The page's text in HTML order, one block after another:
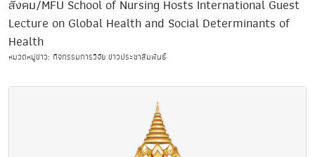
สังคม/MFU School of Nursing Hosts International Guest
Lecture on Global Health and Social Determinants of
Health
หมวดหมู่ข่าว: กิจกรรมการวิจัย ข่าวประชาสัมพันธ์